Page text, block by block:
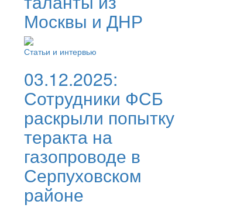
Москвы и ДНР
Статьи и интервью
03.12.2025:
Сотрудники ФСБ
раскрыли попытку
теракта на
газопроводе в
Серпуховском
районе